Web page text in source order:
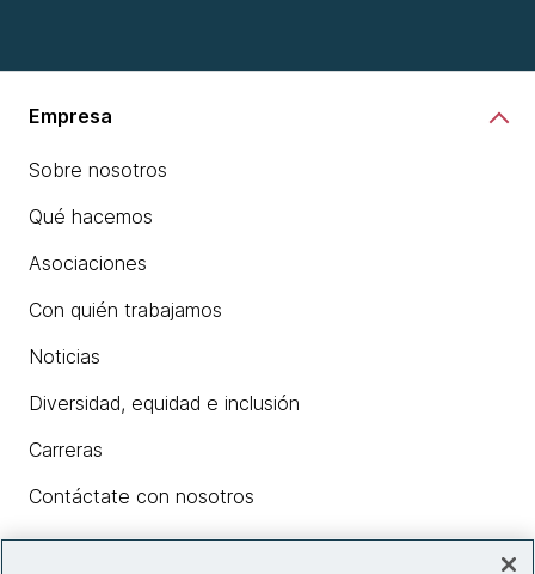
Empresa
Sobre nosotros
Qué hacemos
Asociaciones
Con quién trabajamos
Noticias
Diversidad, equidad e inclusión
Carreras
Contáctate con nosotros